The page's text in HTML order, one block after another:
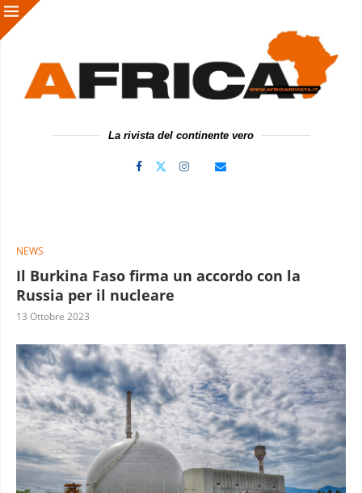
La rivista del continente vero
NEWS
Il Burkina Faso firma un accordo con la
Russia per il nucleare
13 Ottobre 2023